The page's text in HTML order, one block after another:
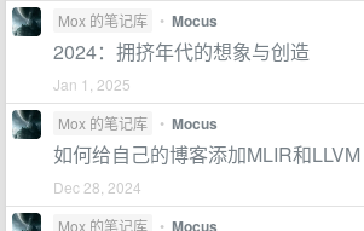
Mox 的笔记库
• Mocus
2024：拥挤年代的想象与创造
Jan 1, 2025
Mox 的笔记库
• Mocus
如何给自己的博客添加MLIR和
Dec 28, 2024
Mox 的笔记库
• Mocus